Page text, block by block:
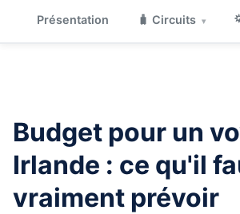
Présentation 🧳 Circuits ▾
Budget pour un
Irlande : ce qu'il
vraiment prévoir